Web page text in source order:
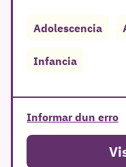
Adolescencia
Infancia
Informar dun erro